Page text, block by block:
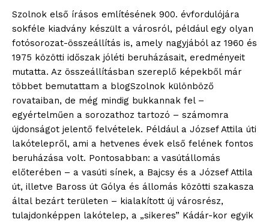
Szolnok első írásos említésének 900. évfordulójára
sokféle kiadvány készült a városról, például egy olyan
fotósorozat-összeállítás is, amely nagyjából az 1960 és
1975 közötti időszak jóléti beruházásait, eredményeit
mutatta. Az összeállításban szereplő képekből már
többet bemutattam a blogSzolnok különböző
rovataiban, de még mindig bukkannak fel –
egyértelműen a sorozathoz tartozó – számomra
újdonságot jelentő felvételek. Például a József Attila úti
lakótelepről, ami a hetvenes évek első felének fontos
beruházása volt. Pontosabban: a vasútállomás
előterében – a vasúti sínek, a Bajcsy és a József Attila
út, illetve Baross út Gólya és állomás közötti szakasza
által bezárt területen – kialakított új városrész,
tulajdonképpen lakótelep, a „sikeres” Kádár-kor egyik